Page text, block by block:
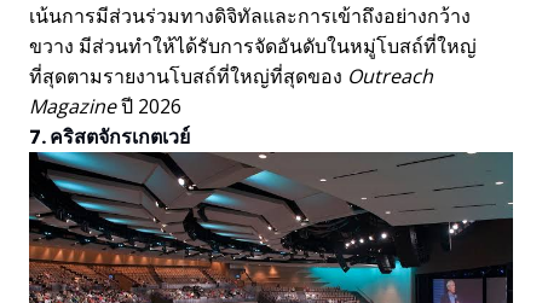
เน้นการมีส่วนร่วมทางดิจิทัลและการเข้าถึงอย่างกว้าง
ขวาง มีส่วนทำให้ได้รับการจัดอันดับในหมู่โบสถ์ที่ใหญ่
ที่สุดตามรายงานโบสถ์ที่ใหญ่ที่สุดของ Outreach
Magazineปี 2026
7. คริสตจักรเกตเวย์